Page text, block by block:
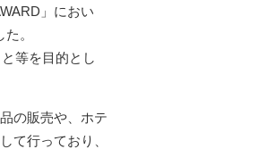
」におい
。
等を目的とし
の販売や、ホテ
て行っており、